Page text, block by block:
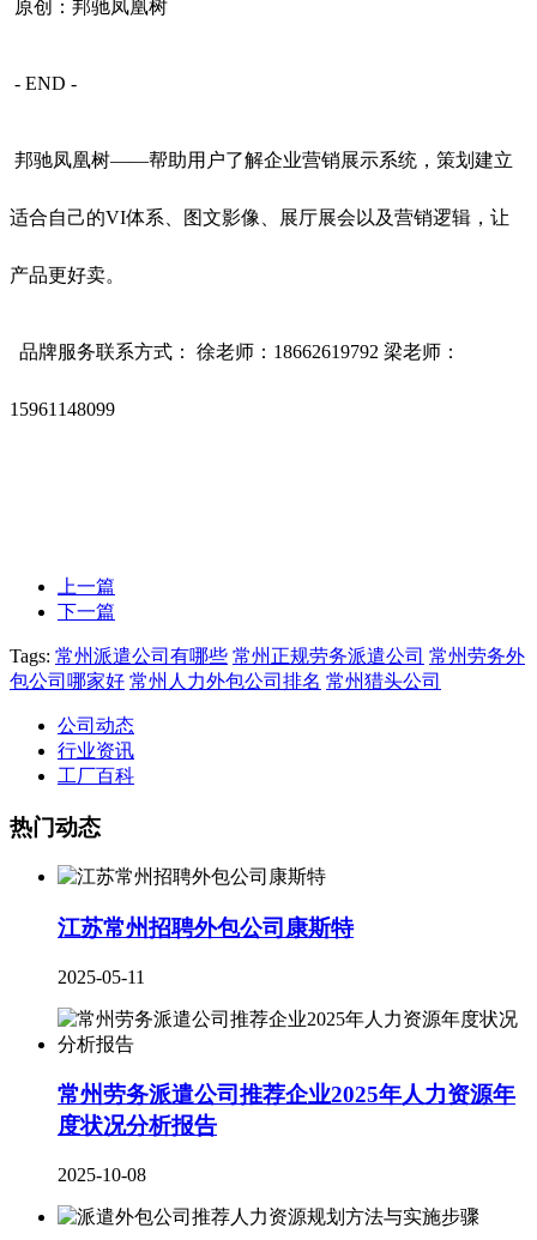
原创：邦驰凤凰树
- END -
邦驰凤凰树——帮助用户了解企业营销展示系统，策划建立
适合自己的VI体系、图文影像、展厅展会以及营销逻辑，让
产品更好卖。
品牌服务联系方式： 徐老师：18662619792 梁老师：
15961148099
上一篇
下一篇
Tags: 常州派遣公司有哪些 常州正规劳务派遣公司 常州劳务外
包公司哪家好 常州人力外包公司排名 常州猎头公司
公司动态
行业资讯
工厂百科
热门动态
江苏常州招聘外包公司康斯特
2025-05-11
常州劳务派遣公司推荐企业2025年人力资源年
度状况分析报告
2025-10-08